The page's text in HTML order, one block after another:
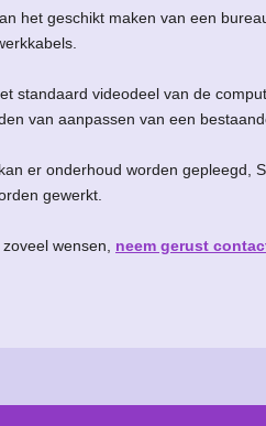
het geschikt maken van een
standaard videodeel van de
van aanpassen van een
er onderhoud worden gepleegd,
gewerkt.
wensen, neem gerust